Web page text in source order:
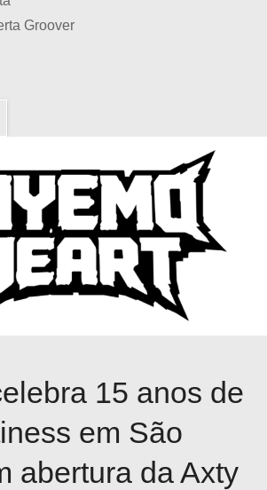
Groover
15 anos de
em São
abertura da Axty